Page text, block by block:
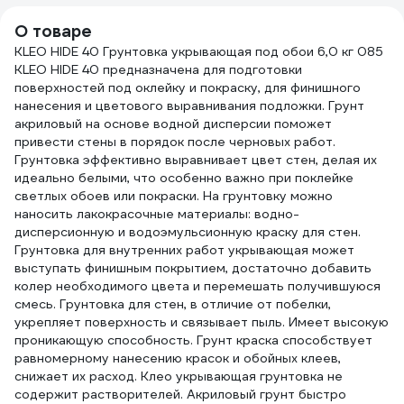
О товаре
KLEO HIDE 40 Грунтовка укрывающая под обои 6,0 кг 085
KLEO HIDE 40 предназначена для подготовки
поверхностей под оклейку и покраску, для финишного
нанесения и цветового выравнивания подложки. Грунт
акриловый на основе водной дисперсии поможет
привести стены в порядок после черновых работ.
Грунтовка эффективно выравнивает цвет стен, делая их
идеально белыми, что особенно важно при поклейке
светлых обоев или покраски. На грунтовку можно
наносить лакокрасочные материалы: водно-
дисперсионную и водоэмульсионную краску для стен.
Грунтовка для внутренних работ укрывающая может
выступать финишным покрытием, достаточно добавить
колер необходимого цвета и перемешать получившуюся
смесь. Грунтовка для стен, в отличие от побелки,
укрепляет поверхность и связывает пыль. Имеет высокую
проникающую способность. Грунт краска способствует
равномерному нанесению красок и обойных клеев,
снижает их расход. Клео укрывающая грунтовка не
содержит растворителей. Акриловый грунт быстро